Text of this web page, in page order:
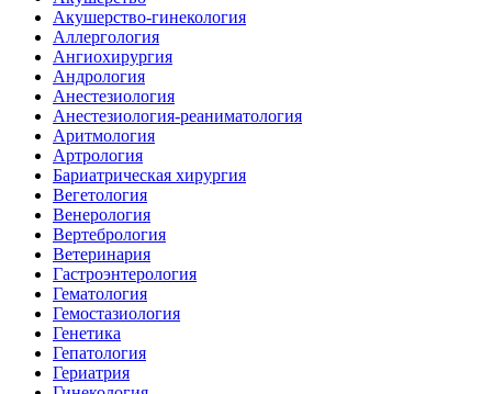
Акушерство-гинекология
Аллергология
Ангиохирургия
Андрология
Анестезиология
Анестезиология-реаниматология
Аритмология
Артрология
Бариатрическая хирургия
Вегетология
Венерология
Вертебрология
Ветеринария
Гастроэнтерология
Гематология
Гемостазиология
Генетика
Гепатология
Гериатрия